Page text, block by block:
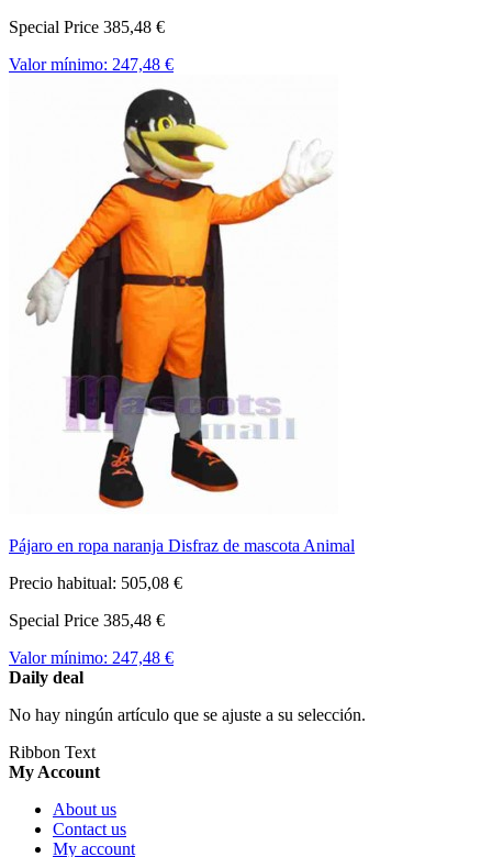
Special Price 385,48 €
Valor mínimo: 247,48 €
Pájaro en ropa naranja Disfraz de mascota Animal
Precio habitual: 505,08 €
Special Price 385,48 €
Valor mínimo: 247,48 €
Daily deal
No hay ningún artículo que se ajuste a su selección.
Ribbon Text
My Account
About us
Contact us
My account